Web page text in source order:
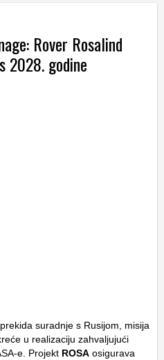
Rover Rosalind
2028. godine
suradnje s Rusijom, misija
u realizaciju zahvaljujući
e. Projekt ROSA osigurava